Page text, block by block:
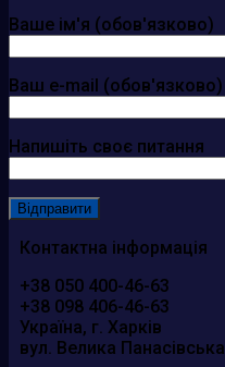
Ваше ім'я (обов'язково)
Ваш e-mail (обов'язково)
Напишіть своє питання
Контактна інформація
+38 050 400-46-63
+38 098 406-46-63
Україна, г. Харків
вул. Велика